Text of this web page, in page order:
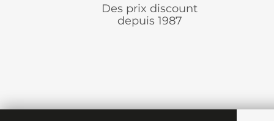
Des prix discount
depuis 1987